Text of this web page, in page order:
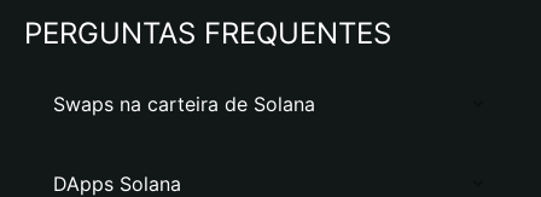
PERGUNTAS FREQUENTES
Swaps na carteira de Solana
DApps Solana